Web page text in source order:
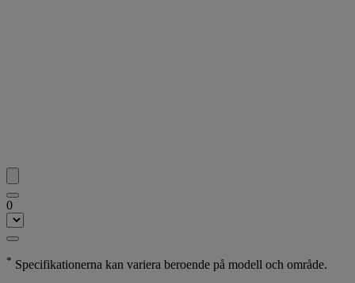
0
* Specifikationerna kan variera beroende på modell och område.